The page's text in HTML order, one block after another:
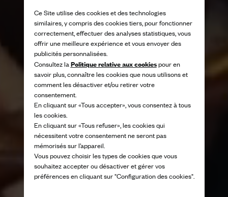
Ce Site utilise des cookies et des technologies
similaires, y compris des cookies tiers, pour fonctionner
correctement, effectuer des analyses statistiques, vous
offrir une meilleure expérience et vous envoyer des
publicités personnalisées.
Consultez la Politique relative aux cookiespour en
savoir plus, connaître les cookies que nous utilisons et
comment les désactiver et/ou retirer votre
consentement.
En cliquant sur «Tous accepter», vous consentez à tous
les cookies.
En cliquant sur «Tous refuser», les cookies qui
nécessitent votre consentement ne seront pas
mémorisés sur l’appareil.
Vous pouvez choisir les types de cookies que vous
souhaitez accepter ou désactiver et gérer vos
préférences en cliquant sur "Configuration des cookies".